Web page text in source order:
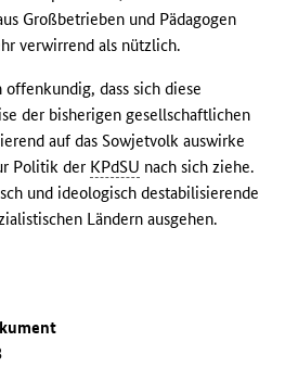
Großbetrieben und Pädagogen
verwirrend als nützlich.
dass sich diese
der bisherigen gesellschaftlichen
auf das Sowjetvolk auswirke
Politik der KPdSU nach sich ziehe.
und ideologisch destabilisierende
Ländern ausgehen.